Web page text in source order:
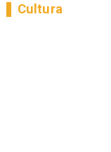
Cultura